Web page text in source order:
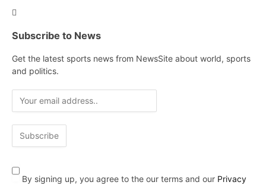
Subscribe to News
Get the latest sports news from NewsSite about world, sports
and politics.
By signing up, you agree to the our terms and our Privacy